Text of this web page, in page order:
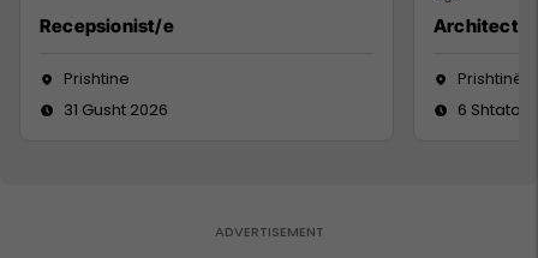
Recepsionist/e
Prishtine
31 Gusht 2026
Architect
Prishtinë
6 Shtator